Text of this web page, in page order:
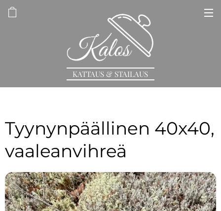
KATTAUS & STAILAUS
Tyynynpäällinen 40x40,
vaaleanvihreä